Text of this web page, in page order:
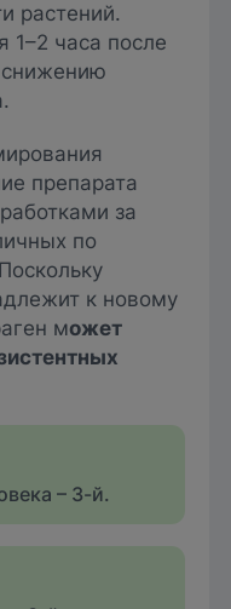
растений.
часа после
снижению
препарата
за
по
к новому
может
– 3-й.